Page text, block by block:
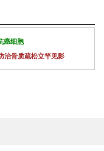
癌细胞
治骨质疏松立竿见影